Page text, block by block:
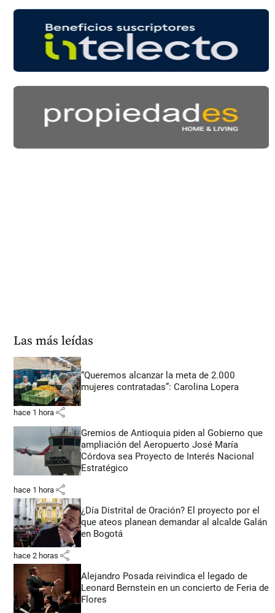
Las más leídas
“Queremos alcanzar la meta de 2.000
mujeres contratadas”: Carolina Lopera
hace 1 hora share
Gremios de Antioquia piden al Gobierno que
ampliación del Aeropuerto José María
Córdova sea Proyecto de Interés Nacional
Estratégico
hace 1 hora share
¿Día Distrital de Oración? El proyecto por el
que ateos planean demandar al alcalde Galán
en Bogotá
hace 2 horas share
Alejandro Posada reivindica el legado de
Leonard Bernstein en un concierto de Feria de
Flores